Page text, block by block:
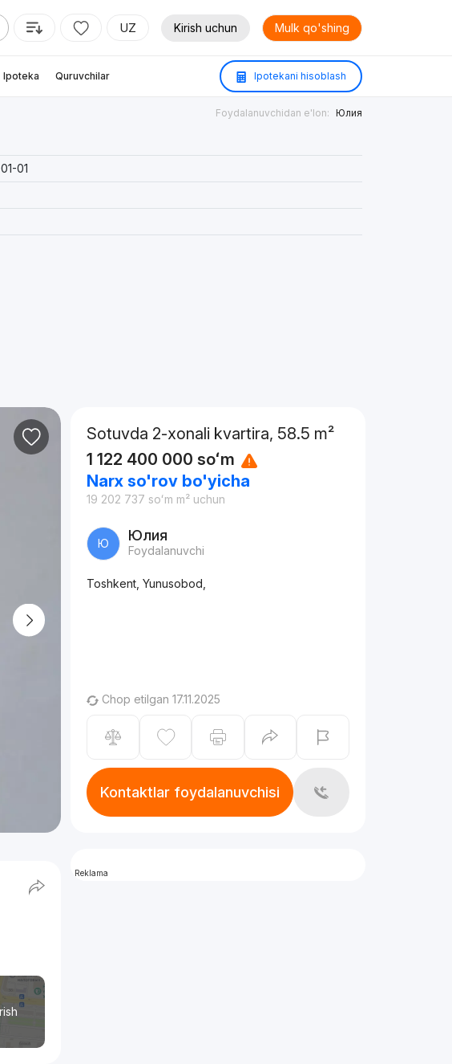
UZ Kirish uchun Mulk qo'shing
Ipoteka Quruvchilar Ipotekani hisoblash
Foydalanuvchidan e'lon: Юлия
01
Sotuvda 2-xonali kvartira, 58.5 m²
1 122 400 000 soʻm
Narx so'rov bo'yicha
19 202 737 soʻm m² uchun
Ю Юлия
Foydalanuvchi
Toshkent, Yunusobod,
Chop etilgan 17.11.2025
Kontaktlar foydalanuvchisi
Reklama